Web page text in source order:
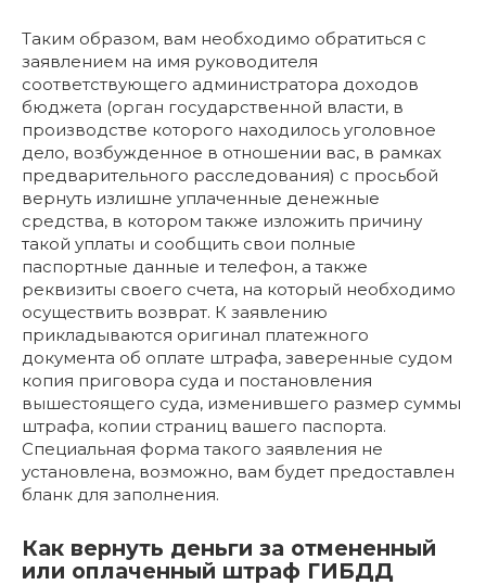
Таким образом, вам необходимо обратиться с
заявлением на имя руководителя
соответствующего администратора доходов
бюджета (орган государственной власти, в
производстве которого находилось уголовное
дело, возбужденное в отношении вас, в рамках
предварительного расследования) с просьбой
вернуть излишне уплаченные денежные
средства, в котором также изложить причину
такой уплаты и сообщить свои полные
паспортные данные и телефон, а также
реквизиты своего счета, на который необходимо
осуществить возврат. К заявлению
прикладываются оригинал платежного
документа об оплате штрафа, заверенные судом
копия приговора суда и постановления
вышестоящего суда, изменившего размер суммы
штрафа, копии страниц вашего паспорта.
Специальная форма такого заявления не
установлена, возможно, вам будет предоставлен
бланк для заполнения.
Как вернуть деньги за отмененный
или оплаченный штраф ГИБДД